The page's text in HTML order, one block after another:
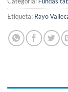
Etiqueta: Rayo